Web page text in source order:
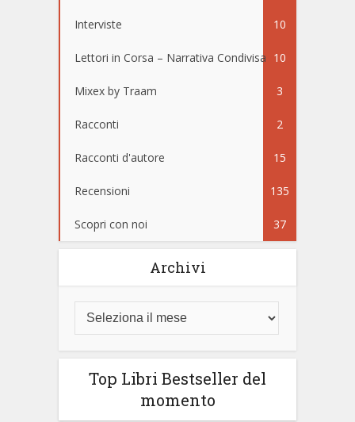
Interviste 10
Lettori in Corsa – Narrativa Condivisa 10
Mixex by Traam 3
Racconti 2
Racconti d'autore 15
Recensioni 135
Scopri con noi 37
Archivi
Top Libri Bestseller del
momento